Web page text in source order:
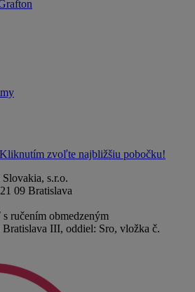
zvoľte najbližšiu pobočku!
s.r.o.
09 Bratislava
ručením obmedzeným
Bratislava III, oddiel: Sro, vložka č.